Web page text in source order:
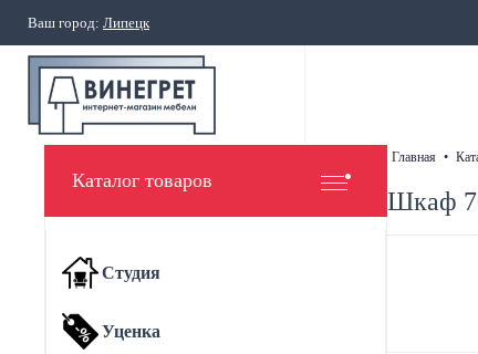
Ваш город: Липецк
Каталог товаров
Студия
Уценка
главная •
Шкаф